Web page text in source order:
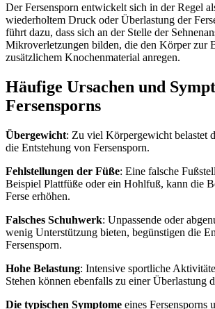
Der Fersensporn entwickelt sich in der Regel
wiederholtem Druck oder Überlastung der
führt dazu, dass sich an der Stelle der
Mikroverletzungen bilden, die den Körper zur
zusätzlichem Knochenmaterial anregen.
Häufige Ursachen und
Fersensporns
Übergewicht: Zu viel Körpergewicht belastet
die Entstehung von Fersensporn.
Fehlstellungen der Füße: Eine falsche
Beispiel Plattfüße oder ein Hohlfuß, kann die
Ferse erhöhen.
Falsches Schuhwerk: Unpassende oder
wenig Unterstützung bieten, begünstigen die
Fersensporn.
Hohe Belastung: Intensive sportliche
Stehen können ebenfalls zu einer Überlastung
Die typischen Symptome eines Fersensporns